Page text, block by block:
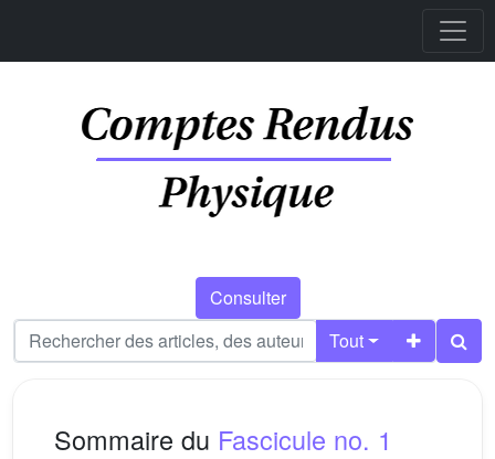
Consulter
Tout
Sommaire du Fascicule no. 1